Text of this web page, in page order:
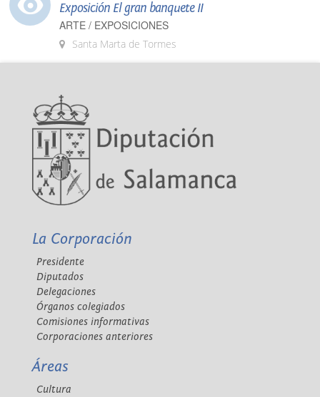
Exposición El gran banquete II
ARTE / EXPOSICIONES
Santa Marta de Tormes
La Corporación
Presidente
Diputados
Delegaciones
Órganos colegiados
Comisiones informativas
Corporaciones anteriores
Áreas
Cultura